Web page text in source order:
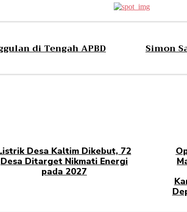
di Tengah APBD Simon
Desa Kaltim Dikebut, 72
Desa Ditarget Nikmati Energi
pada 2027